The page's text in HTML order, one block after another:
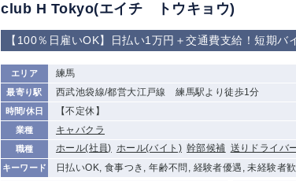
club H Tokyo(エイチ トウキョウ)
【100％日雇いOK】日払い1万円＋交通費支給！短期
エリア 練馬
最寄り駅 西武池袋線/都営大江戸線 練馬駅より徒歩1分
時間/休日 【不定休】
業種 キャバクラ
職種 ホール(社員) ホール(バイト) 幹部候補 送りドライバ
キーワード 日払いOK, 食事つき, 年齢不問, 経験者優遇, 未経験者
船橋 津田沼 成田
佐倉
柏（西口） 木更津
茂原
松戸 八千代台
浦安
宇都宮
土浦 ひたち野うしく